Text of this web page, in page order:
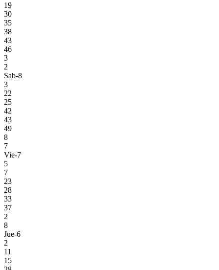
19
30
35
38
43
46
3
2
Sab-8
3
22
25
42
43
49
8
7
Vie-7
5
7
23
28
33
37
2
8
Jue-6
2
11
15